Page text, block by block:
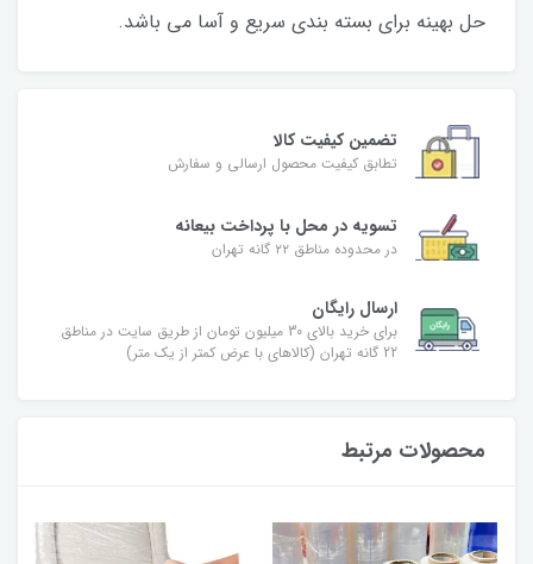
حل بهینه برای بسته بندی سریع و آسا می باشد.
تضمین کیفیت کالا
تطابق کیفیت محصول ارسالی و سفارش
تسویه در محل با پرداخت بیعانه
در محدوده مناطق ۲۲ گانه تهران
ارسال رایگان
برای خرید بالای 30 میلیون تومان از طریق سایت در مناطق
22 گانه تهران (کالاهای با عرض کمتر از یک متر)
محصولات مرتبط